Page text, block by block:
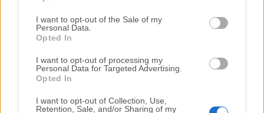
I want to opt-out of the Sale of my
Personal Data.
Opted In
I want to opt-out of processing my
Personal Data for Targeted Advertising.
Opted In
I want to opt-out of Collection, Use,
Retention, Sale, and/or Sharing of my